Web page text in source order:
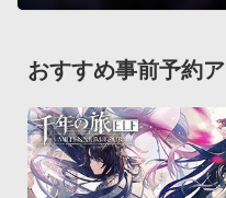
街は荒れて、町の中に暴漢
どに。
おすすめ事前予約